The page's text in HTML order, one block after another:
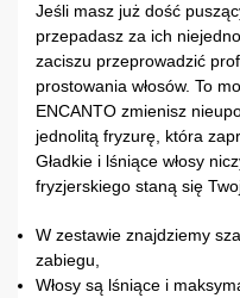
Jeśli masz już dość
przepadasz za ich
zaciszu przeprowadzić
prostowania włosów. To
ENCANTO zmienisz
jednolitą fryzurę, która
Gładkie i lśniące włosy
fryzjerskiego staną się
W zestawie znajdziemy
zabiegu,
Włosy są lśniące i